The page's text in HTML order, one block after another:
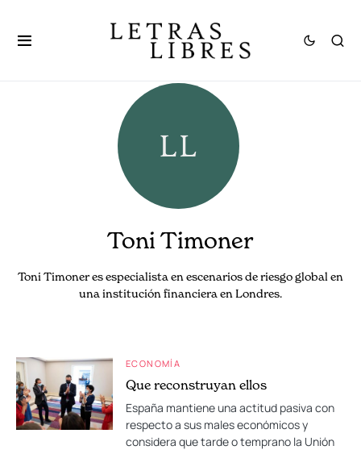
Toni Timoner
Toni Timoner es especialista en escenarios de riesgo global en
una institución financiera en Londres.
ECONOMÍA
Que reconstruyan ellos
España mantiene una actitud pasiva con
respecto a sus males económicos y
considera que tarde o temprano la Unión